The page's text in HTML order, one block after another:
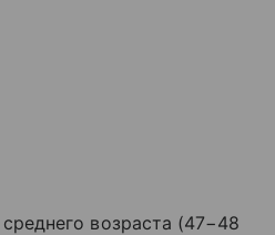
возраста (47−48